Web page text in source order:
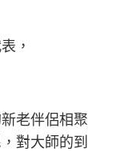
，
老伴侶相聚
對大師的到